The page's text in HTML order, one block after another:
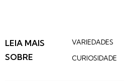
LEIA MAIS
SOBRE
VARIEDADES
CURIOSIDADE